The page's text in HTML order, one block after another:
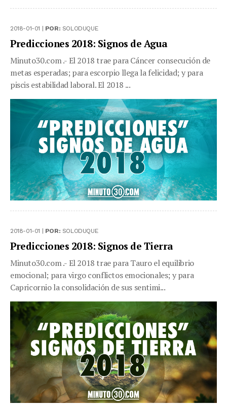
2018-01-01 | POR: SOLODUQUE
Predicciones 2018: Signos de Agua
Minuto30.com .- El 2018 trae para Cáncer consecución de
metas esperadas; para escorpio llega la felicidad; y para
piscis estabilidad laboral. El 2018 ...
2018-01-01 | POR: SOLODUQUE
Predicciones 2018: Signos de Tierra
Minuto30.com .- El 2018 trae para Tauro el equilibrio
emocional; para virgo conflictos emocionales; y para
Capricornio la consolidación de sus sentimi...